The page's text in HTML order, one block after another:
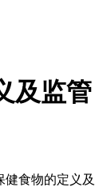
及监管
食物的定义及